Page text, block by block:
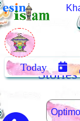
TodayStories